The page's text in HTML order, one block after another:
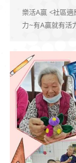
樂活A贏 ​<社區
力~有A贏就有活